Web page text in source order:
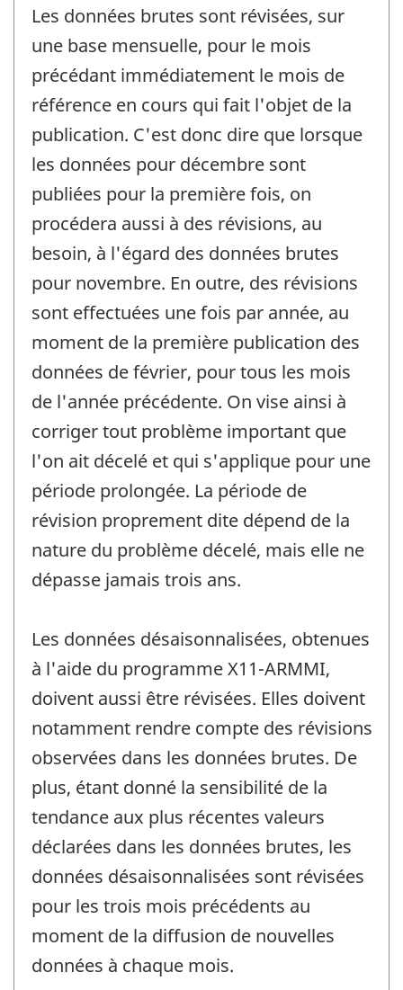
Les données brutes sont révisées, sur
une base mensuelle, pour le mois
précédant immédiatement le mois de
référence en cours qui fait l'objet de la
publication. C'est donc dire que lorsque
les données pour décembre sont
publiées pour la première fois, on
procédera aussi à des révisions, au
besoin, à l'égard des données brutes
pour novembre. En outre, des révisions
sont effectuées une fois par année, au
moment de la première publication des
données de février, pour tous les mois
de l'année précédente. On vise ainsi à
corriger tout problème important que
l'on ait décelé et qui s'applique pour une
période prolongée. La période de
révision proprement dite dépend de la
nature du problème décelé, mais elle ne
dépasse jamais trois ans.
Les données désaisonnalisées, obtenues
à l'aide du programme X11-ARMMI,
doivent aussi être révisées. Elles doivent
notamment rendre compte des révisions
observées dans les données brutes. De
plus, étant donné la sensibilité de la
tendance aux plus récentes valeurs
déclarées dans les données brutes, les
données désaisonnalisées sont révisées
pour les trois mois précédents au
moment de la diffusion de nouvelles
données à chaque mois.